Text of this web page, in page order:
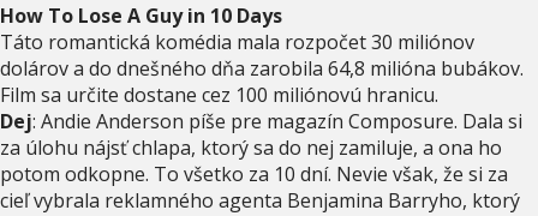
How To Lose A Guy in 10 Days
Táto romantická komédia mala rozpočet 30 miliónov
dolárov a do dnešného dňa zarobila 64,8 milióna bubákov.
Film sa určite dostane cez 100 miliónovú hranicu.
Dej: Andie Anderson píše pre magazín Composure. Dala si
za úlohu nájsť chlapa, ktorý sa do nej zamiluje, a ona ho
potom odkopne. To všetko za 10 dní. Nevie však, že si za
cieľ vybrala reklamného agenta Benjamina Barryho, ktorý